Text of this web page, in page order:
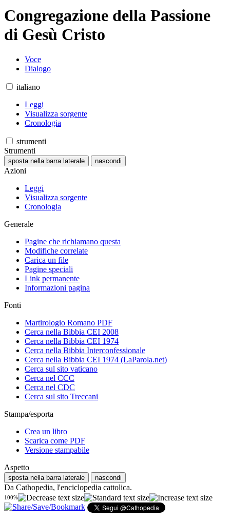
Congregazione della Passione
di Gesù Cristo
Voce
Dialogo
italiano
Leggi
Visualizza sorgente
Cronologia
strumenti
Strumenti
sposta nella barra laterale nascondi
Azioni
Leggi
Visualizza sorgente
Cronologia
Generale
Pagine che richiamano questa
Modifiche correlate
Carica un file
Pagine speciali
Link permanente
Informazioni pagina
Fonti
Martirologio Romano PDF
Cerca nella Bibbia CEI 2008
Cerca nella Bibbia CEI 1974
Cerca nella Bibbia Interconfessionale
Cerca nella Bibbia CEI 1974 (LaParola.net)
Cerca sul sito vaticano
Cerca nel CCC
Cerca nel CDC
Cerca sul sito Treccani
Stampa/esporta
Crea un libro
Scarica come PDF
Versione stampabile
Aspetto
sposta nella barra laterale nascondi
Da Cathopedia, l'enciclopedia cattolica.
100%